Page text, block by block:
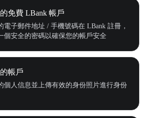
免費 LBank 帳戶
電子郵件地址 / 手機號碼在 LBank 註冊，
個安全的密碼以確保您的帳戶安全
帳戶
個人信息並上傳有效的身份照片進行身份